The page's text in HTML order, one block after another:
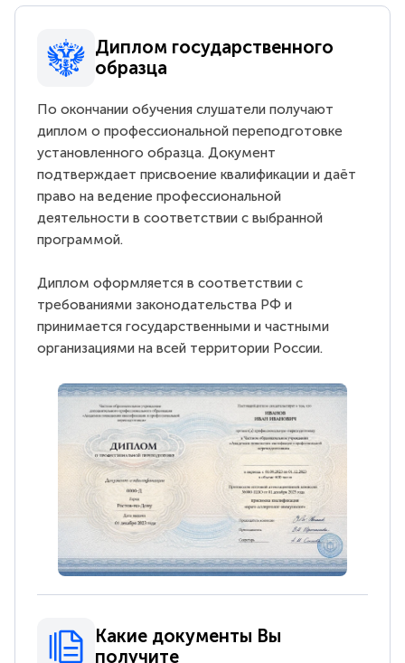
Диплом государственного
образца
По окончании обучения слушатели получают
диплом о профессиональной переподготовке
установленного образца. Документ
подтверждает присвоение квалификации и даёт
право на ведение профессиональной
деятельности в соответствии с выбранной
программой.
Диплом оформляется в соответствии с
требованиями законодательства РФ и
принимается государственными и частными
организациями на всей территории России.
Какие документы Вы
получите